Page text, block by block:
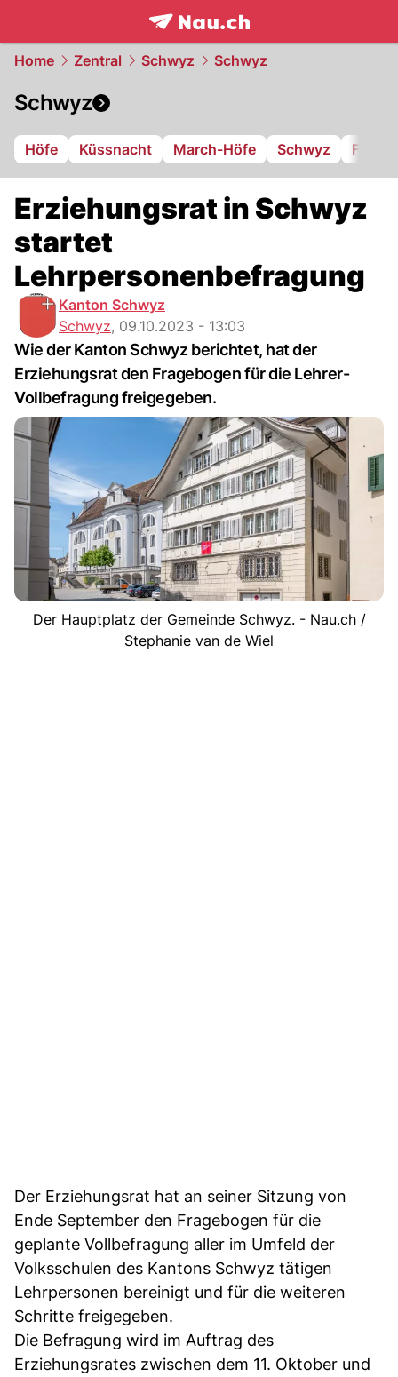
frontpage.NAU.ch
Home Zentral Schwyz Schwyz
Schwyz
Höfe Küssnacht March-Höfe Schwyz FC
Erziehungsrat in Schwyz
startet
Lehrpersonenbefragung
Kanton Schwyz
Schwyz, 09.10.2023 - 13:03
Wie der Kanton Schwyz berichtet, hat der
Erziehungsrat den Fragebogen für die Lehrer-
Vollbefragung freigegeben.
Der Hauptplatz der Gemeinde Schwyz. - Nau.ch /
Stephanie van de Wiel
Der Erziehungsrat hat an seiner Sitzung von
Ende September den Fragebogen für die
geplante Vollbefragung aller im Umfeld der
Volksschulen des Kantons Schwyz tätigen
Lehrpersonen bereinigt und für die weiteren
Schritte freigegeben.
Die Befragung wird im Auftrag des
Erziehungsrates zwischen dem 11. Oktober und